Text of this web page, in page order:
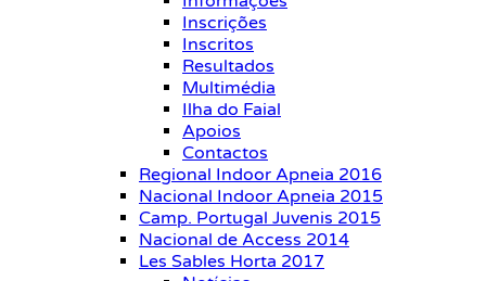
Inscrições
Inscritos
Resultados
Multimédia
Ilha do Faial
Apoios
Contactos
Regional Indoor Apneia 2016
Nacional Indoor Apneia 2015
Camp. Portugal Juvenis 2015
Nacional de Access 2014
Les Sables Horta 2017